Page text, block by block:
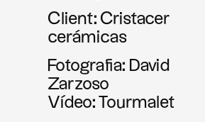
Client: Cristacer
cerámicas
Fotografia: David
Zarzoso
Vídeo: Tourmalet